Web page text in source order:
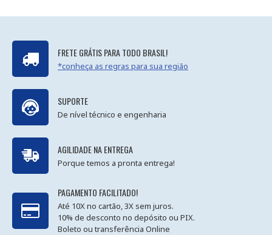
FRETE GRÁTIS PARA TODO BRASIL!
*conheça as regras para sua região
SUPORTE
De nível técnico e engenharia
AGILIDADE NA ENTREGA
Porque temos a pronta entrega!
PAGAMENTO FACILITADO!
Até 10X no cartão, 3X sem juros.
10% de desconto no depósito ou PIX.
Boleto ou transferência Online